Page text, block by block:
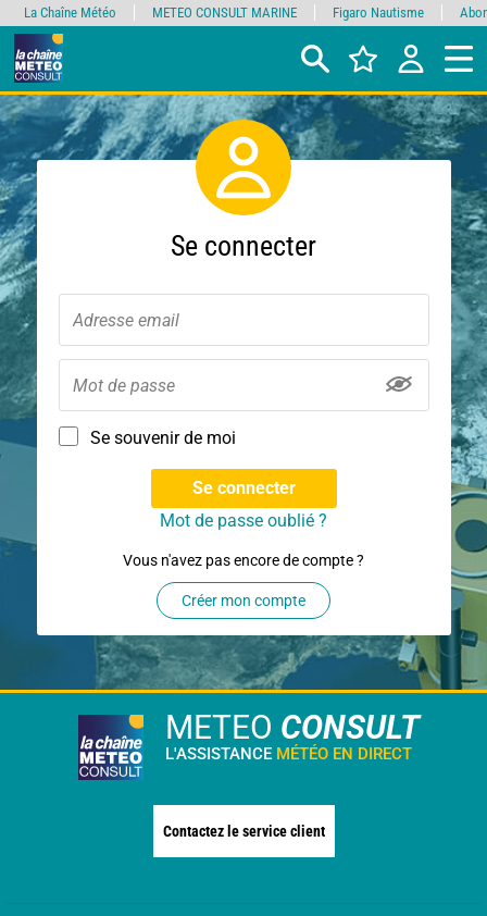
Se connecter
Se souvenir de moi
Se connecter
Mot de passe oublié ?
Vous n'avez pas encore de compte ?
Créer mon compte
METEO CONSULT
L'ASSISTANCE MÉTÉO EN DIRECT
Contactez le service client
La Chaîne Météo METEO CONSULT MARINE Figaro Nautisme